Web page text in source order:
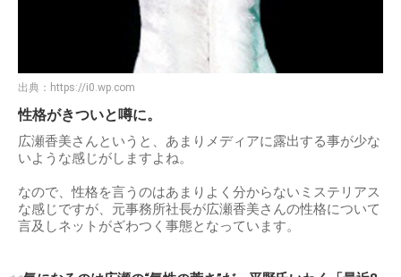
出典： https://i0.wp.com
性格がきついと噂に。
広瀬香美さんというと、あまりメディアに露出する事が少な
いような感じがしますよね。
なので、性格を言うのはあまりよく分からないミステリアス
な感じですが、元事務所社長が広瀬香美さんの性格について
言及しネットがざわつく事態となっています。